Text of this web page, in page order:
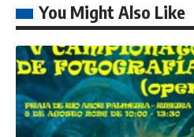
You Might Also Like